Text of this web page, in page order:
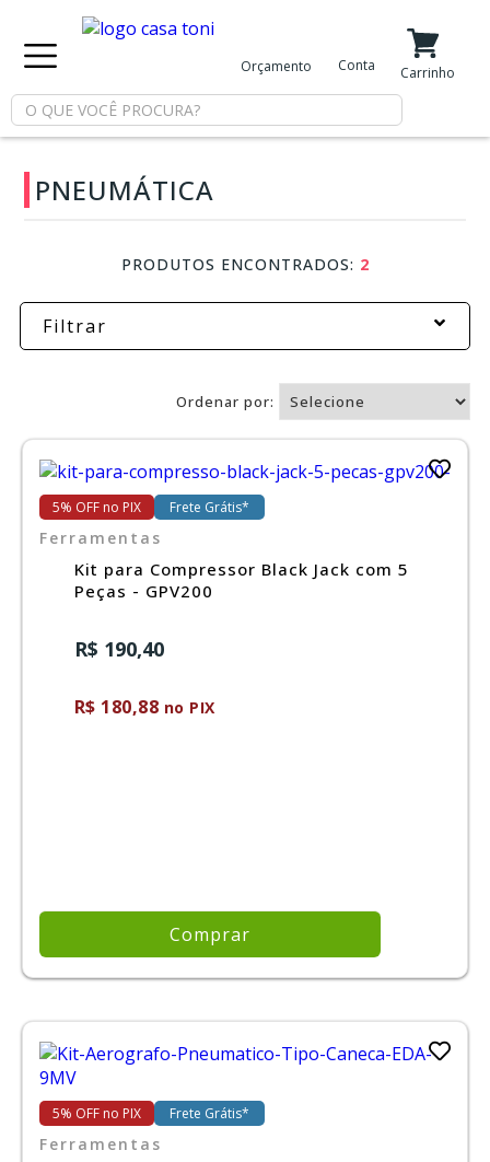
Minha Conta
Meus Favoritos
Departamentos
Tintas
Reforma
Piscina
Ferramentas
PROMOÇÃO
Orçamento Conta Carrinho
PNEUMÁTICA
PRODUTOS ENCONTRADOS: 2
Filtrar
Ordenar por:
5% OFF no PIX Frete Grátis*
Ferramentas
Kit para Compressor Black Jack com 5
Peças - GPV200
R$ 190,40
R$ 180,88 no PIX
Comprar
5% OFF no PIX Frete Grátis*
Ferramentas